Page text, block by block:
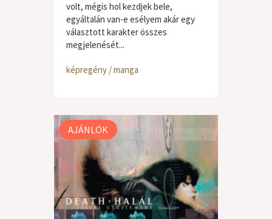
volt, mégis hol kezdjek bele,
egyáltalán van-e esélyem akár egy
választott karakter összes
megjelenését...
képregény / manga
AJÁNLÓK